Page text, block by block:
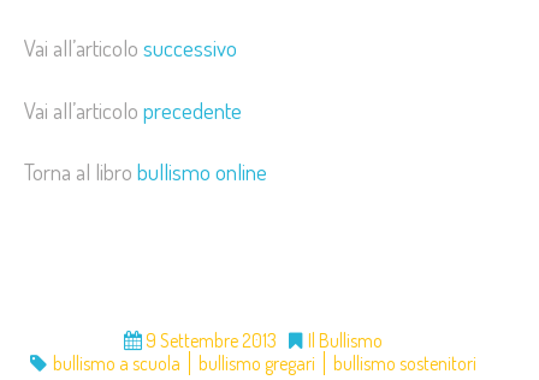
Vai all’articolo successivo
Vai all’articolo precedente
Torna al libro bullismo online
9 Settembre 2013
Il Bullismo
bullismo a scuola
bullismo gregari bullismo sostenitori